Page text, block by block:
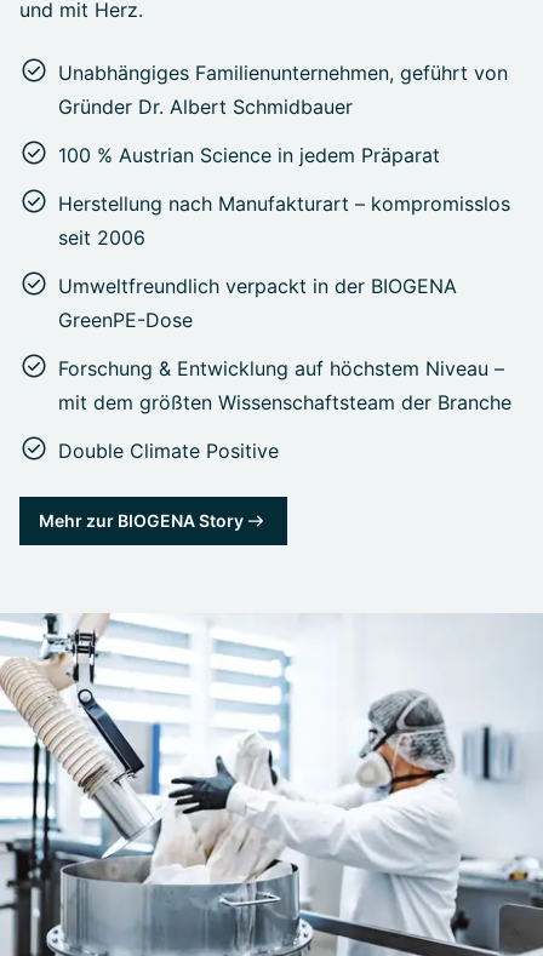
und mit Herz.
Unabhängiges Familienunternehmen, geführt von
Gründer Dr. Albert Schmidbauer
100 % Austrian Science in jedem Präparat
Herstellung nach Manufakturart – kompromisslos
seit 2006
Umweltfreundlich verpackt in der BIOGENA
GreenPE-Dose
Forschung & Entwicklung auf höchstem Niveau –
mit dem größten Wissenschaftsteam der Branche
Double Climate Positive
Mehr zur BIOGENA Story